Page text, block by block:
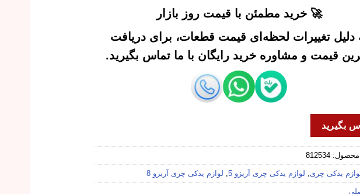
🚀 خرید مطمئن با قیمت روز بازار
دلیل تغییرات لحظه‌ای قیمت قطعات، برای دریافت
قیمت و مشاوره خرید رایگان با ما تماس بگیرید.
بگیرید
محصول: 812534
یدکی چری لوازم یدکی چری آریزو 5 لوازم یدکی چری آریزو 8